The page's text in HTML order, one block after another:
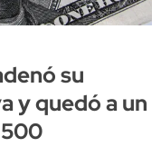
su
y quedó a un